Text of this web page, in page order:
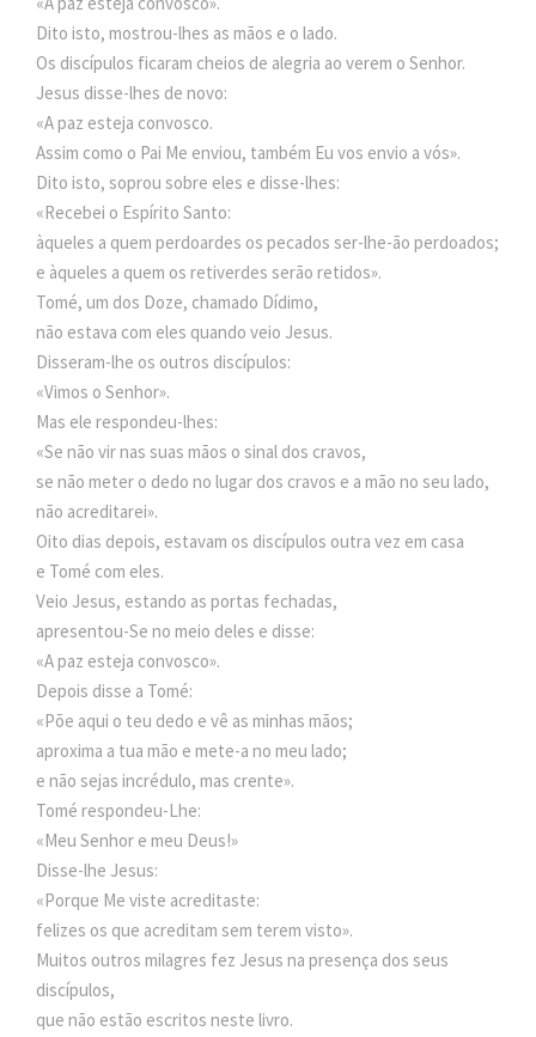
Dito isto, mostrou-lhes as mãos e o lado.
Os discípulos ficaram cheios de alegria ao verem o Senhor.
Jesus disse-lhes de novo:
«A paz esteja convosco.
Assim como o Pai Me enviou, também Eu vos envio a vós».
Dito isto, soprou sobre eles e disse-lhes:
«Recebei o Espírito Santo:
àqueles a quem perdoardes os pecados ser-lhe-ão perdoados;
e àqueles a quem os retiverdes serão retidos».
Tomé, um dos Doze, chamado Dídimo,
não estava com eles quando veio Jesus.
Disseram-lhe os outros discípulos:
«Vimos o Senhor».
Mas ele respondeu-lhes:
«Se não vir nas suas mãos o sinal dos cravos,
se não meter o dedo no lugar dos cravos e a mão no seu lado,
não acreditarei».
Oito dias depois, estavam os discípulos outra vez em casa
e Tomé com eles.
Veio Jesus, estando as portas fechadas,
apresentou-Se no meio deles e disse:
«A paz esteja convosco».
Depois disse a Tomé:
«Põe aqui o teu dedo e vê as minhas mãos;
aproxima a tua mão e mete-a no meu lado;
e não sejas incrédulo, mas crente».
Tomé respondeu-Lhe:
«Meu Senhor e meu Deus!»
Disse-lhe Jesus:
«Porque Me viste acreditaste:
felizes os que acreditam sem terem visto».
Muitos outros milagres fez Jesus na presença dos seus
discípulos,
que não estão escritos neste livro.